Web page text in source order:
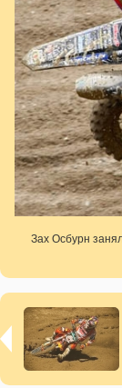
Зах Осбурн